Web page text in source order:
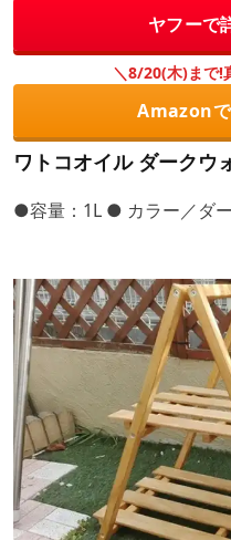
ヤフーで
＼8/20(木)まで!
Amazonで
ワトコオイル ダークウ
●容量：1L ● カラー／ダ